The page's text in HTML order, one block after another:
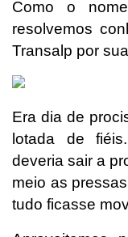
Como o
resolvemos
Transalp por
Era dia de
lotada de
deveria sair a
meio as
tudo ficasse